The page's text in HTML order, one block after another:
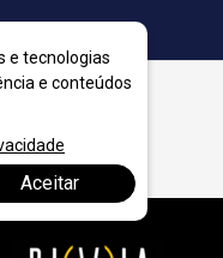
e tecnologias
e conteúdos
Aceitar